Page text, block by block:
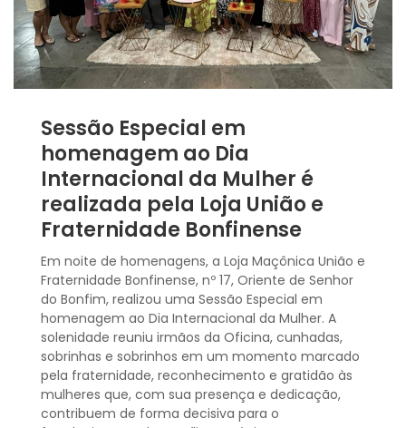
Sessão Especial em
homenagem ao Dia
Internacional da Mulher é
realizada pela Loja União e
Fraternidade Bonfinense
Em noite de homenagens, a Loja Maçônica União e
Fraternidade Bonfinense, nº 17, Oriente de Senhor
do Bonfim, realizou uma Sessão Especial em
homenagem ao Dia Internacional da Mulher. A
solenidade reuniu irmãos da Oficina, cunhadas,
sobrinhas e sobrinhos em um momento marcado
pela fraternidade, reconhecimento e gratidão às
mulheres que, com sua presença e dedicação,
contribuem de forma decisiva para o